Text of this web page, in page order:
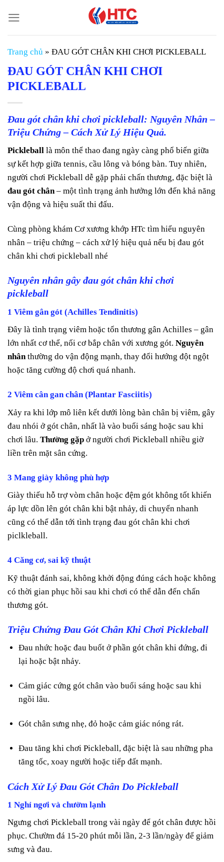
đến
nội
dung
Trang chủ » ĐAU GÓT CHÂN KHI CHƠI PICKLEBALL
ĐAU GÓT CHÂN KHI CHƠI
PICKLEBALL
Đau gót chân khi chơi pickleball: Nguyên Nhân –
Triệu Chứng – Cách Xử Lý Hiệu Quả.
Pickleball là môn thể thao đang ngày càng phổ biến giữa
sự kết hợp giữa tennis, cầu lông và bóng bàn. Tuy nhiên,
người chơi Pickleball dễ gặp phải chấn thương, đặc biệt là
đau gót chân– một tình trạng ảnh hưởng lớn đến khả năng
vận động và hiệu suất thi đấu.
Cùng phòng khám Cơ xương khớp HTc tìm hiểu nguyên
nhân – triệu chứng – cách xử lý hiệu quả nếu bị đau gót
chân khi chơi pickleball nhé
Nguyên nhân gây đau gót chân khi chơi
pickleball
1 Viêm gân gót (Achilles Tendinitis)
Đây là tình trạng viêm hoặc tổn thương gân Achilles – gân
lớn nhất cơ thể, nối cơ bắp chân với xương gót. Nguyên
nhânthường do vận động mạnh, thay đổi hướng đột ngột
hoặc tăng cường độ chơi quá nhanh.
2 Viêm cân gan chân (Plantar Fasciitis)
Xảy ra khi lớp mô liên kết dưới lòng bàn chân bị viêm, gây
đau nhói ở gót chân, nhất là vào buổi sáng hoặc sau khi
chơi lâu. Thường gặp ở người chơi Pickleball nhiều giờ
liền trên mặt sân cứng.
3 Mang giày không phù hợp
Giày thiếu hỗ trợ vòm chân hoặc đệm gót không tốt khiến
áp lực dồn lên gót chân khi bật nhảy, di chuyển nhanh
cũng có thể dẫn tới tình trạng đau gót chân khi chơi
piclkleball.
4 Căng cơ, sai kỹ thuật
Kỹ thuật đánh sai, không khởi động đúng cách hoặc không
có thời gian phục hồi sau khi chơi có thể dẫn đến chấn
thương gót.
Triệu Chứng Đau Gót Chân Khi Chơi Pickleball
Đau nhức hoặc đau buốt ở phần gót chân khi đứng, đi
lại hoặc bật nhảy.
Cảm giác cứng gót chân vào buổi sáng hoặc sau khi
ngồi lâu.
Gót chân sưng nhẹ, đỏ hoặc cảm giác nóng rát.
Đau tăng khi chơi Pickleball, đặc biệt là sau những pha
tăng tốc, xoay người hoặc tiếp đất mạnh.
Cách Xử Lý Đau Gót Chân Do Pickleball
1 Nghỉ ngơi và chườm lạnh
Ngưng chơi Pickleball trong vài ngày để gót chân được hồi
phục. Chườm đá 15-20 phút mỗi lần, 2-3 lần/ngày để giảm
sưng và đau.